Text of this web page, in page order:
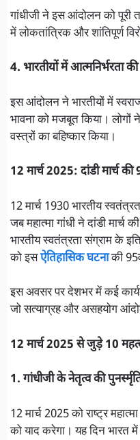
गांधीजी ने इस आंदोलन को पूरी
में लोकतांत्रिक और शांतिपूर्ण
4. भारतीयों में आत्मनिर्भरता
इस आंदोलन ने भारतीयों में
भावना को मजबूत किया।
वस्त्रों का बहिष्कार किया।
12 मार्च 2025: दांडी मार्च की
12 मार्च 1930 भारतीय
जब महात्मा गांधी ने दांडी
भारतीय स्वतंत्रता संग्राम के
को इसऐतिहासिक घटनाकी
इस अवसर पर देशभर में कई
जो सत्याग्रह और असहयोग
12 मार्च 2025 से जुड़े 10
1. गांधीजी के नेतृत्व की
12 मार्च 2025 को राष्ट्र
को याद करेगा। यह दिन भारत